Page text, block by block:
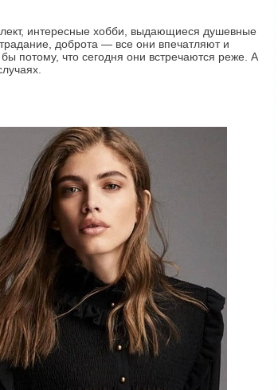
интересные хобби, выдающиеся душевные
доброта — все они впечатляют и
потому, что сегодня они встречаются реже. А